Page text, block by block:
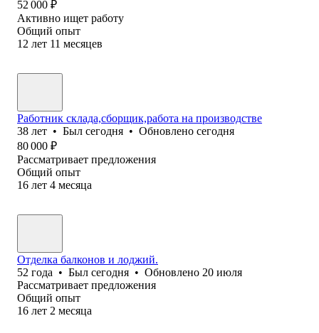
52 000 ₽
Активно ищет работу
Общий опыт
12 лет 11 месяцев
Работник склада,сборщик,работа на производстве
38 лет • Был сегодня • Обновлено сегодня
80 000 ₽
Рассматривает предложения
Общий опыт
16 лет 4 месяца
Отделка балконов и лоджий.
52 года • Был сегодня • Обновлено 20 июля
Рассматривает предложения
Общий опыт
16 лет 2 месяца